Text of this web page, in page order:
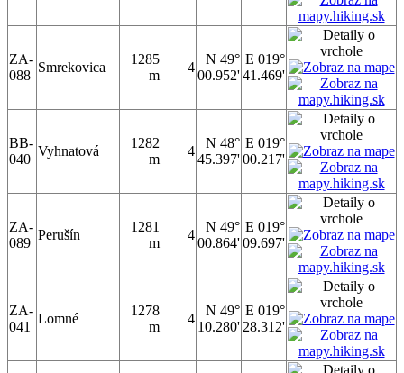
ZA-
088
Smrekovica
1285
m
4
N 49°
00.952'
E 019°
41.469'
BB-
040
Vyhnatová
1282
m
4
N 48°
45.397'
E 019°
00.217'
ZA-
089
Perušín
1281
m
4
N 49°
00.864'
E 019°
09.697'
ZA-
041
Lomné
1278
m
4
N 49°
10.280'
E 019°
28.312'